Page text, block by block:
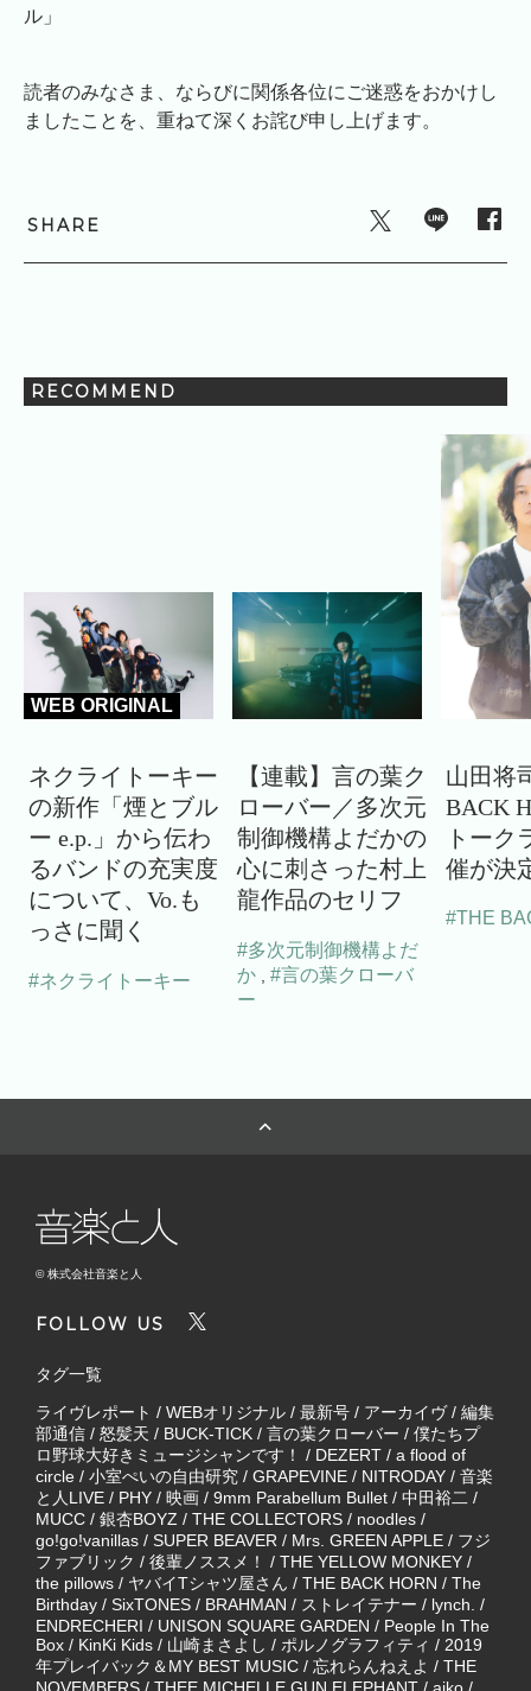
ル」
読者のみなさま、ならびに関係各位にご迷惑をおかけし
ましたことを、重ねて深くお詫び申し上げます。
SHARE
RECOMMEND
WEB ORIGINAL
ネクライトーキー
の新作「煙とブル
ー e.p.」から伝わ
るバンドの充実度
について、Vo.も
っさに聞く
#ネクライトーキー
【連載】言の葉ク
ローバー／多次元
制御機構よだかの
心に刺さった村上
龍作品のセリフ
#多次元制御機構よだ
か
#言の葉クローバ
ー
山田将
BACK
トーク
催が決
#THE
© 株式会社音楽と人
FOLLOW US
タグ一覧
ライヴレポート / WEBオリジナル / 最新号 / アーカイヴ/ 編集
部通信 / 怒髪天 / BUCK-TICK / 言の葉クローバー / 僕たちプ
ロ野球大好きミュージシャンです！
/ DEZERT / a flood of
circle / 小室ぺいの自由研究 / GRAPEVINE / NITRODAY / 音楽
と人LIVE / PHY / 映画 / 9mm Parabellum Bullet / 中田裕二 /
MUCC / 銀杏BOYZ / THE COLLECTORS / noodles /
go!go!vanillas / SUPER BEAVER / Mrs. GREEN APPLE / フジ
ファブリック / 後輩ノススメ！ / THE YELLOW MONKEY /
the pillows / ヤバイTシャツ屋さん / THE BACK HORN / The
Birthday / SixTONES / BRAHMAN / ストレイテナー / lynch. /
ENDRECHERI / UNISON SQUARE GARDEN / People In The
Box / KinKi Kids / 山崎まさよし / ポルノグラフィティ / 2019
年プレイバック＆MY BEST MUSIC / 忘れらんねえよ / THE